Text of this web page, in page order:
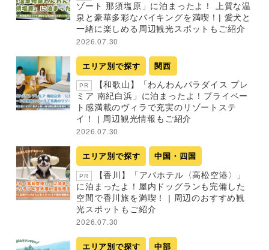
ゾート 那須塩原」に泊まったよ！ 上質な温
泉と豪華多彩なバイキングを満喫！| 愛犬と
一緒に楽しめる周辺観光スポットもご紹介
2026.07.30
エリア別で探す 関西
PR
【和歌山】「わんわんパラダイス プレ
ミア 南紀白浜」に泊まったよ！プライベー
ト感満載のヴィラで充実のリゾートステ
イ！ | 周辺観光情報もご紹介
2026.07.30
エリア別で探す 中国・四国
PR
【香川】「アパホテル〈高松空港〉」
に泊まったよ！屋内ドッグランも完備した
空間で香川旅を満喫！ | 周辺のおすすめ観
光スポットもご紹介
2026.07.30
エリア別で探す 中部